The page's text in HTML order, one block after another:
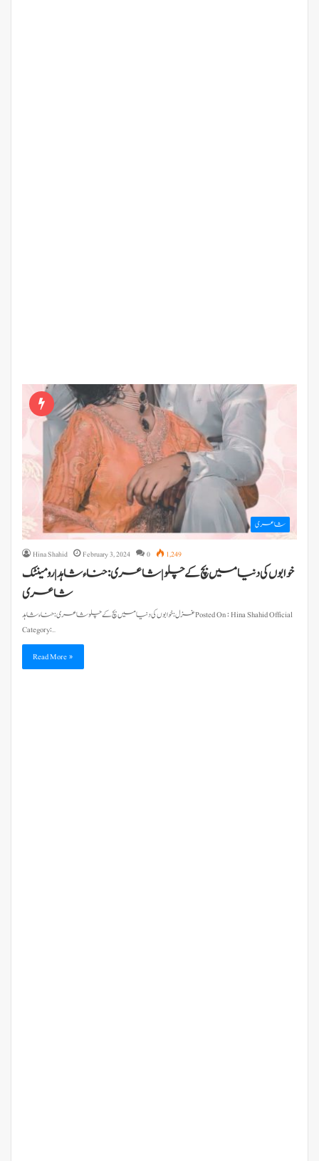
شاعری
Hina Shahid February 3, 2024 0 1,249
خوابوں کی دنیا میں بچ کے چلو | شاعری : حناء شاہد | رومینٹک
شاعری
غزل : خوابوں کی دنیا میں بچ کے چلو شاعری : حناء شاہد Posted On : Hina Shahid Official
Category:…
Read More »